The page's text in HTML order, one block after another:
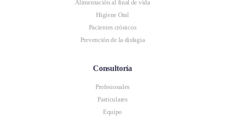
Alimentación al final de vida
Higiene Oral
Pacientes crónicos
Prevención de la disfagia
Consultoría
Profesionales
Particulares
Equipo